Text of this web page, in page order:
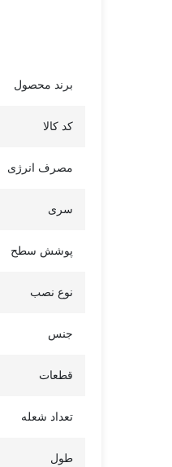
برند محصول
کد کالا
مصرف انرژی
سری
پوشش سطح
نوع نصب
جنس
قطعات
تعداد شعله
طول